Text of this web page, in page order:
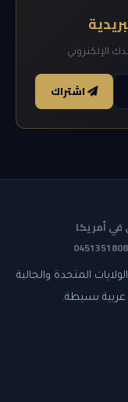
الإلكتروني
اشتراك
في أمريكا
المتحدة والجالية
عربية بسيطة.